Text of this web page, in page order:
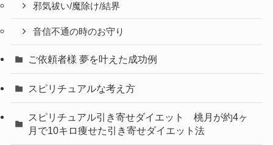
邪気祓い/魔除け/結界
音信不通の時のお守り
ご依頼者様 夢を叶えた成功例
スピリチュアルな考え方
スピリチュアル引き寄せダイエット 桃月が約4ヶ
月で10キロ痩せた引き寄せダイエット法